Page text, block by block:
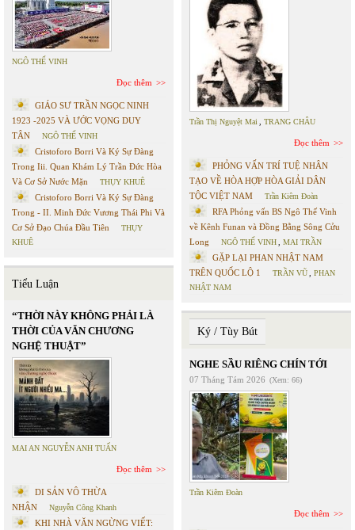
NGÔ THẾ VINH
Đọc thêm
GIÁO SƯ TRẦN NGỌC NINH
1923 -2025 VÀ ƯỚC VỌNG DUY
TÂN
NGÔ THẾ VINH
Cristoforo Borri Và Ký Sự Đàng
Trong Iii. Quan Khám Lý Trần Đức Hòa
Và Cơ Sở Nước Mặn
THỤY KHUÊ
Cristoforo Borri Và Ký Sự Đàng
Trong - II. Minh Đức Vương Thái Phi Và
Cơ Sở Đạo Chúa Đầu Tiên
THỤY
KHUÊ
Tiểu Luận
“THỜI NÀY KHÔNG PHẢI LÀ
THỜI CỦA VĂN CHƯƠNG
NGHỆ THUẬT”
MAI AN NGUYỄN ANH TUẤN
Đọc thêm
DI SẢN VÔ THỪA
NHẬN
Nguyễn Công Khanh
KHI NHÀ VĂN NGỪNG VIẾT:
Trần Thị Nguyệt Mai TRANG CHÂU
Đọc thêm
PHỎNG VẤN TRÍ TUỆ NHÂN
TẠO VỀ HÒA HỢP HÒA GIẢI DÂN
TỘC VIỆT NAM
Trần Kiêm Đoàn
RFA Phỏng vấn BS Ngô Thế Vinh
về Kênh Funan và Đồng Bằng Sông Cửu
Long
NGÔ THẾ VINH MAI TRẦN
GẶP LẠI PHAN NHẬT NAM
TRÊN QUỐC LỘ 1
TRẦN VŨ
PHAN
NHẬT NAM
Ký / Tùy Bút
NGHE SẦU RIÊNG CHÍN TỚI
07 Tháng Tám 2026 (Xem: 66)
Trần Kiêm Đoàn
Đọc thêm